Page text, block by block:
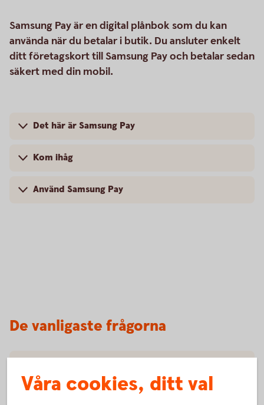
Samsung Pay är en digital plånbok som du kan
använda när du betalar i butik. Du ansluter enkelt
ditt företagskort till Samsung Pay och betalar sedan
säkert med din mobil.
Det här är Samsung Pay
Kom ihåg
Använd Samsung Pay
De vanligaste frågorna
Vilka kort går att använda med Samsung Pay?
Våra cookies, ditt val